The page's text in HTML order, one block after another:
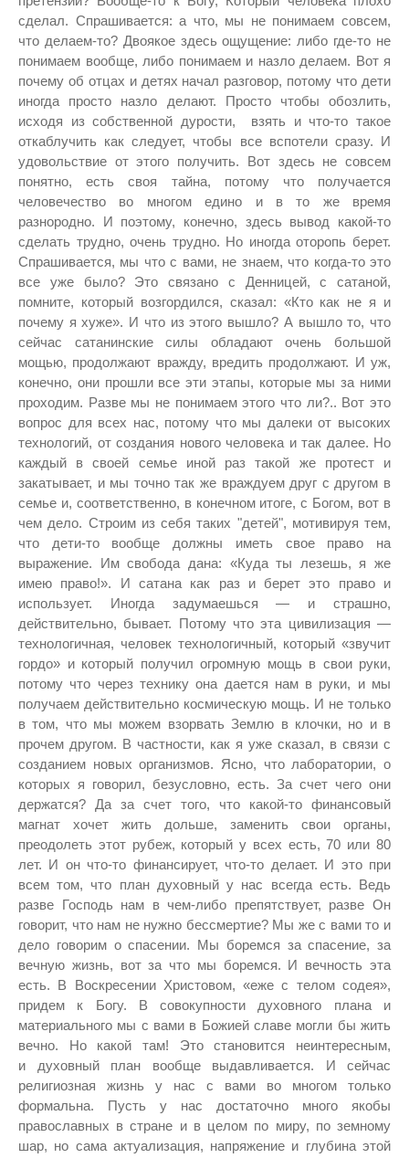
сделал. Спрашивается: а что, мы не понимаем совсем,
что делаем-то? Двоякое здесь ощущение: либо где-то не
понимаем вообще, либо понимаем и назло делаем. Вот я
почему об отцах и детях начал разговор, потому что дети
иногда просто назло делают. Просто чтобы обозлить,
исходя из собственной дурости, взять и что-то такое
откаблучить как следует, чтобы все вспотели сразу. И
удовольствие от этого получить. Вот здесь не совсем
понятно, есть своя тайна, потому что получается
человечество во многом едино и в то же время
разнородно. И поэтому, конечно, здесь вывод какой-то
сделать трудно, очень трудно. Но иногда оторопь берет.
Спрашивается, мы что с вами, не знаем, что когда-то это
все уже было? Это связано с Денницей, с сатаной,
помните, который возгордился, сказал: «Кто как не я и
почему я хуже». И что из этого вышло? А вышло то, что
сейчас сатанинские силы обладают очень большой
мощью, продолжают вражду, вредить продолжают. И уж,
конечно, они прошли все эти этапы, которые мы за ними
проходим. Разве мы не понимаем этого что ли?.. Вот это
вопрос для всех нас, потому что мы далеки от высоких
технологий, от создания нового человека и так далее. Но
каждый в своей семье иной раз такой же протест и
закатывает, и мы точно так же враждуем друг с другом в
семье и, соответственно, в конечном итоге, с Богом, вот в
чем дело. Строим из себя таких "детей", мотивируя тем,
что дети-то вообще должны иметь свое право на
выражение. Им свобода дана: «Куда ты лезешь, я же
имею право!». И сатана как раз и берет это право и
использует. Иногда задумаешься — и страшно,
действительно, бывает. Потому что эта цивилизация —
технологичная, человек технологичный, который «звучит
гордо» и который получил огромную мощь в свои руки,
потому что через технику она дается нам в руки, и мы
получаем действительно космическую мощь. И не только
в том, что мы можем взорвать Землю в клочки, но и в
прочем другом. В частности, как я уже сказал, в связи с
созданием новых организмов. Ясно, что лаборатории, о
которых я говорил, безусловно, есть. За счет чего они
держатся? Да за счет того, что какой-то финансовый
магнат хочет жить дольше, заменить свои органы,
преодолеть этот рубеж, который у всех есть, 70 или 80
лет. И он что-то финансирует, что-то делает. И это при
всем том, что план духовный у нас всегда есть. Ведь
разве Господь нам в чем-либо препятствует, разве Он
говорит, что нам не нужно бессмертие? Мы же с вами то и
дело говорим о спасении. Мы боремся за спасение, за
вечную жизнь, вот за что мы боремся. И вечность эта
есть. В Воскресении Христовом, «еже с телом содея»,
придем к Богу. В совокупности духовного плана и
материального мы с вами в Божией славе могли бы жить
вечно. Но какой там! Это становится неинтересным,
и духовный план вообще выдавливается. И сейчас
религиозная жизнь у нас с вами во многом только
формальна. Пусть у нас достаточно много якобы
православных в стране и в целом по миру, по земному
шар, но сама актуализация, напряжение и глубина этой